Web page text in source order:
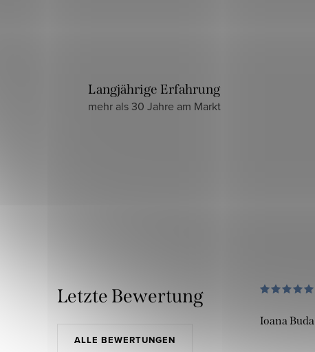
Langjährige Erfahrung
mehr als 30 Jahre am Markt
Letzte Bewertung
ALLE BEWERTUNGEN
Ioana Buda